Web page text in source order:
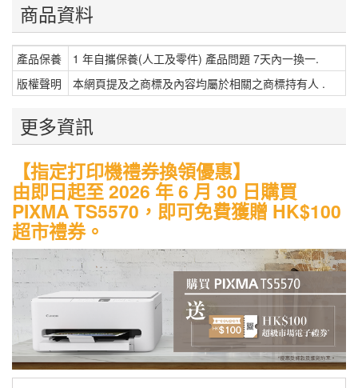
商品資料
產品保養
1 年自攜保養(人工及零件) 產品問題 7天內一換一.
版權聲明
本網頁提及之商標及內容均屬於相關之商標持有人 .
更多資訊
【指定打印機禮券換領優惠】
由即日起至 2026 年 6 月 30 日購買
PIXMA TS5570，即可免費獲贈 HK$100
超市禮券。